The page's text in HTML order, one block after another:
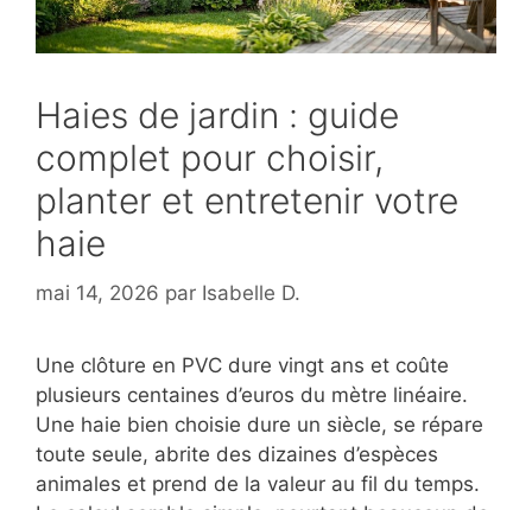
Haies de jardin : guide
complet pour choisir,
planter et entretenir votre
haie
mai 14, 2026 par Isabelle D.
Une clôture en PVC dure vingt ans et coûte
plusieurs centaines d’euros du mètre linéaire.
Une haie bien choisie dure un siècle, se répare
toute seule, abrite des dizaines d’espèces
animales et prend de la valeur au fil du temps.